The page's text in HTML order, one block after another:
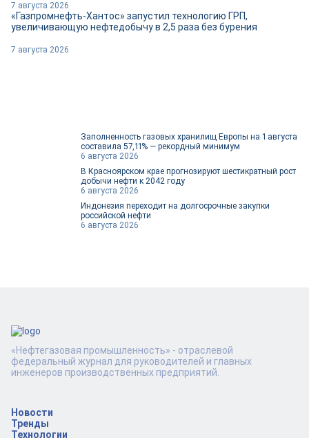
7 августа 2026
«Газпромнефть-Хантос» запустил технологию ГРП,
увеличивающую нефтедобычу в 2,5 раза без бурения
7 августа 2026
Заполненность газовых хранилищ Европы на 1 августа
составила 57,11% — рекордный минимум
6 августа 2026
В Красноярском крае прогнозируют шестикратный рост
добычи нефти к 2042 году
6 августа 2026
Индонезия переходит на долгосрочные закупки
российской нефти
6 августа 2026
Новости
Тренды
Технологии
«Нефтегазовая промышленность» - отраслевой
федеральный журнал для руководителей и главных
инженеров производственных предприятий.